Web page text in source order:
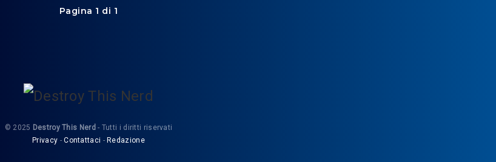
Pagina 1 di 1
© 2025 Destroy This Nerd - Tutti i diritti riservati
Privacy -Contattaci - Redazione